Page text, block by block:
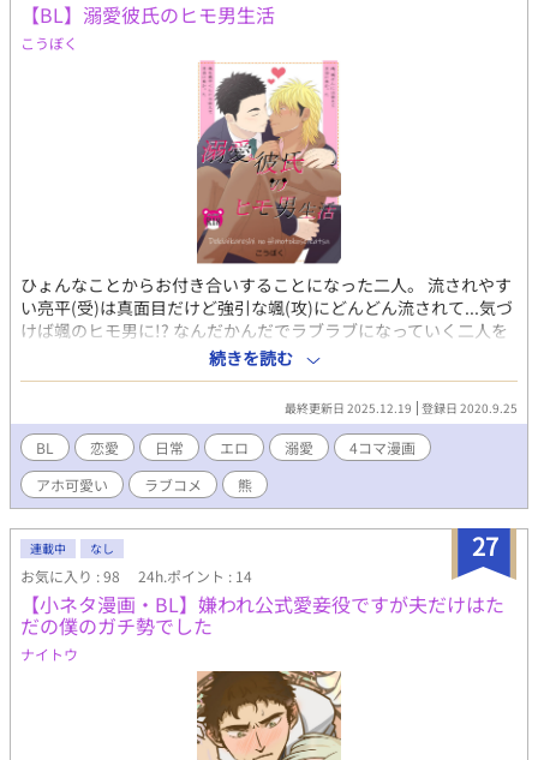
【BL】溺愛彼氏のヒモ男生活
こうぼく
ひょんなことからお付き合いすることになった二人。 流されやす
い亮平(受)は真面目だけど強引な颯(攻)にどんどん流されて...気づ
けば颯のヒモ男に!? なんだかんだでラブラブになっていく二人を
温かい目で見守ってやって下さい❤ ※二人の出会い(000話)以降は
4コマ漫画になります。
続きを読む
最終更新日 2025.12.19 登録日 2020.9.25
BL 恋愛 日常 エロ 溺愛
4コマ漫画
アホ可愛い
ラブコメ 熊
27
連載中 なし
お気に入り : 98 24h.ポイント : 14
【小ネタ漫画・BL】嫌われ公式愛妾役ですが夫だけはた
だの僕のガチ勢でした
ナイトウ